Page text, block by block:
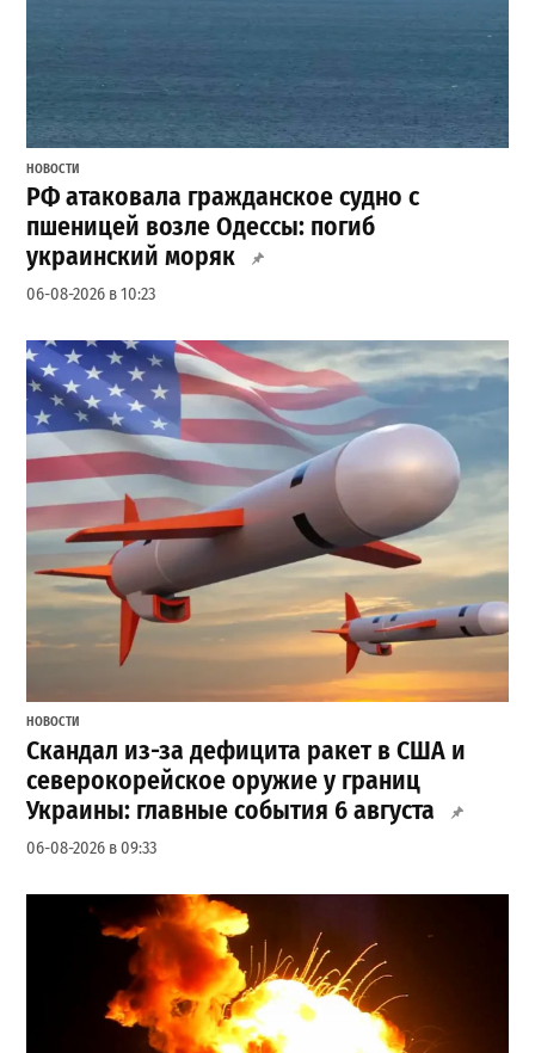
НОВОСТИ
РФ атаковала гражданское судно с
пшеницей возле Одессы: погиб
украинский моряк
06-08-2026 в 10:23
НОВОСТИ
Скандал из-за дефицита ракет в США и
северокорейское оружие у границ
Украины: главные события 6 августа
06-08-2026 в 09:33